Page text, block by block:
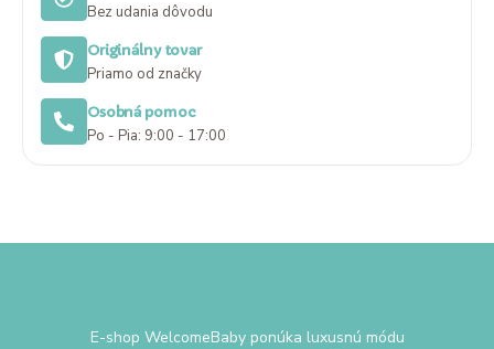
Bez udania dôvodu
Originálny tovar
Priamo od značky
Osobná pomoc
Po - Pia: 9:00 - 17:00
E-shop WelcomeBaby ponúka luxusnú módu